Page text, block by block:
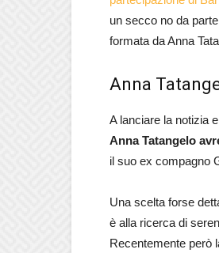
un secco no da
formata da Anna
Anna
A lanciare la notizia
Anna Tatangelo
il suo ex compagno
Una scelta forse
è alla ricerca di
Recentemente però